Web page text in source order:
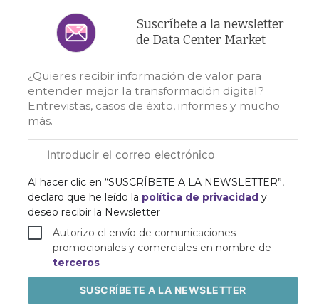
Suscríbete a la newsletter
de Data Center Market
¿Quieres recibir información de valor para
entender mejor la transformación digital?
Entrevistas, casos de éxito, informes y mucho
más.
electrónico
corporativo
Al hacer clic en “SUSCRÍBETE A LA NEWSLETTER”,
declaro que he leído la política de privacidad y
deseo recibir la Newsletter
Autorizo el envío de comunicaciones
promocionales y comerciales en nombre de
terceros
SUSCRÍBETEA LA NEWSLETTER